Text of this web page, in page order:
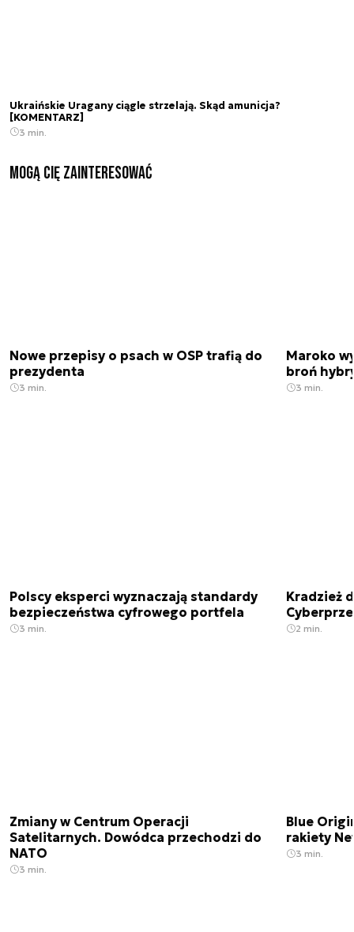
Ukraińskie Uragany ciągle strzelają. Skąd amunicja?
[KOMENTARZ]
3 min.
Mogą Cię zainteresować
Nowe przepisy o psach w OSP trafią do
prezydenta
3 min.
Maroko
broń
3 min.
Polscy eksperci wyznaczają standardy
bezpieczeństwa cyfrowego portfela
3 min.
Kradzież
2 min.
Zmiany w Centrum Operacji
Satelitarnych. Dowódca przechodzi do
NATO
3 min.
Blue
rakiety
3 min.